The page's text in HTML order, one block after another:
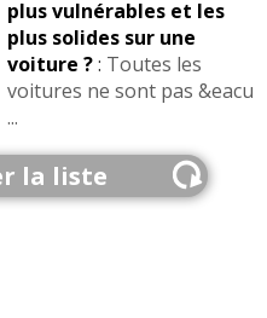
plus vulnérables et les
plus solides sur une
voiture ?: Toutes les
voitures ne sont pas &eacu
...
la liste